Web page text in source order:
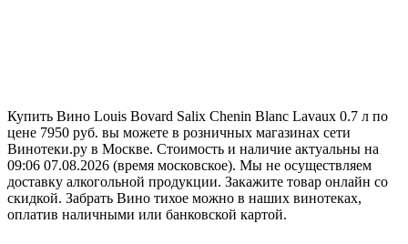
Купить Вино Louis Bovard Salix Chenin Blanc Lavaux 0.7 л по
цене 7950 руб. вы можете в розничных магазинах сети
Винотеки.ру в Москве. Стоимость и наличие актуальны на
09:06 07.08.2026 (время московское). Мы не осуществляем
доставку алкогольной продукции. Закажите товар онлайн со
скидкой. Забрать Вино тихое можно в наших винотеках,
оплатив наличными или банковской картой.